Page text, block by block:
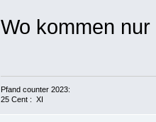
Wo kommen
Pfand counter 2023:
25 Cent : XI